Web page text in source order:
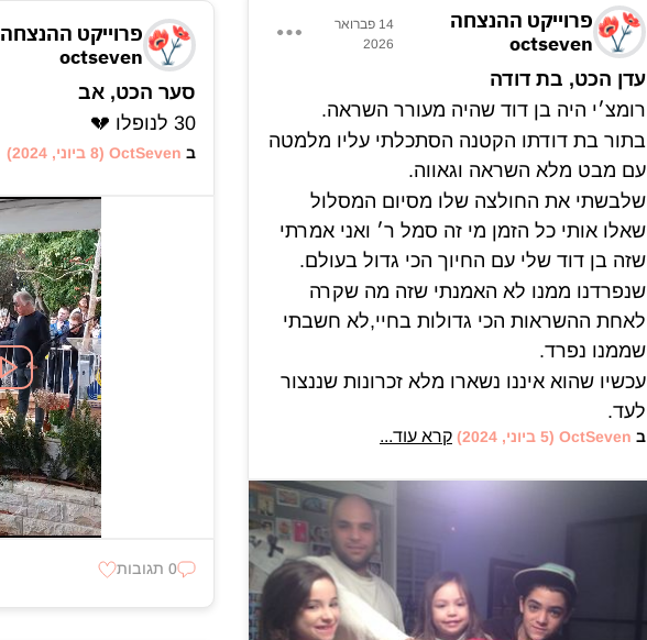
ולתרום.
לא בכדי הגיע ליחידה המובחרת ביותר 669.
רום היה עבורי תלמיד יחיד ומיוחד,
אדם שהיה מתנה לעולם וכמובן לכל מי שהיה
בקרבתו.
*לכבודו ולזכרו:*
עם סיום מחצית וחלוקת התעודות בתיכון
קלעי, הכנסנו לתעודות בית הספר משפט
מעורר השראה המאפיין את דרכו.
"דע תמיד שיש בידך להשפיע ולעשות טוב
למען האחר. תחושת המשמעות תמלא את
ליבך"
רום היה דוגמא ומופת,
רק בן עשרים והשאיר זכרון מופלא כל כך גדול,
משמעותי וכואב.
פרוייקט ההנצחה
octseven
14 פברואר
2026
עדן הכט, בת דודה
רומצ׳י היה בן דוד שהיה מעורר השראה.
בתור בת דודתו הקטנה הסתכלתי עליו מלמטה
עם מבט מלא השראה וגאווה.
שלבשתי את החולצה שלו מסיום המסלול
שאלו אותי כל הזמן מי זה סמל ר׳ ואני אמרתי
שזה בן דוד שלי עם החיוך הכי גדול בעולם.
שנפרדנו ממנו לא האמנתי שזה מה שקרה
לאחת ההשראות הכי גדולות בחיי,לא חשבתי
שממנו נפרד.
עכשיו שהוא איננו נשארו מלא זכרונות שננצור
לעד.
הוא היה אדם אוהב,אדם
מדהימה,נשמה טהורה,נשמה שחובה
בשבילי הוא היה בן דוד מדהים,בן דוד שתמיד
יעזור,שתמיד יצחק,שתמיד ישמח.
מישהו שיסתלבט עליך שאתה טועה,אבל תמיד
ב OctSeven (5 ביוני, 2024) קרא עוד...
פרוייקט ההנצחה
octseven
סער הכט, אב
30 לנופלו 💔
ב OctSeven (8 ביוני, 2024)
0 תגובות